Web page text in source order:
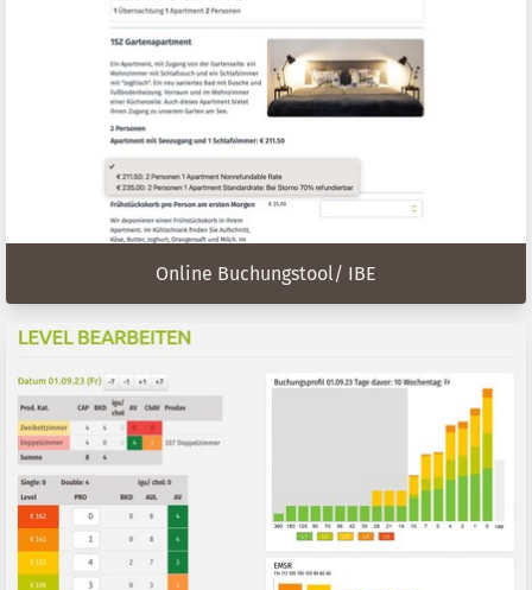
Online Buchungstool/ IBE